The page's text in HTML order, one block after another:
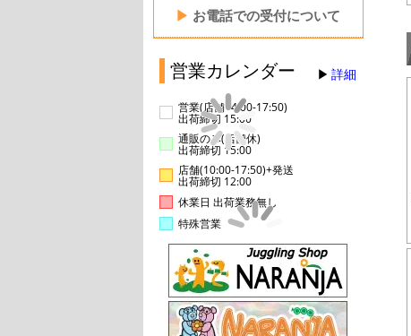
▶ お電話での受付について
営業カレンダー 詳細
営業(店舗14:00-17:50)
出荷締切 15:00
通販のみ(店舗休)
出荷締切 15:00
店舗(10:00-17:50)+発送
出荷締切 12:00
休業日 出荷業務無し
特殊営業